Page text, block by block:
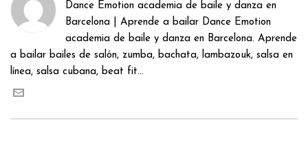
Dance Emotion academia de baile y danza en
Barcelona | Aprende a bailar Dance Emotion
academia de baile y danza en Barcelona. Aprende
a bailar bailes de salón, zumba, bachata, lambazouk, salsa en
línea, salsa cubana, beat fit...